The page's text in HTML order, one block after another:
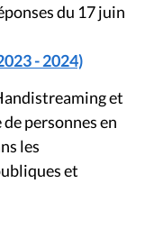
du 17 juin
- 2024)
et
personnes en
les
et